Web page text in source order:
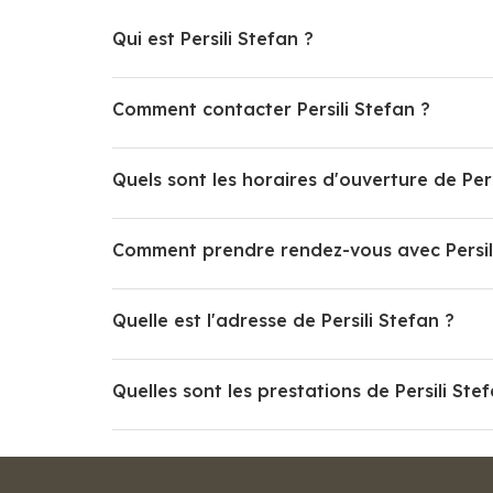
Qui est Persili Stefan ?
Comment contacter Persili Stefan ?
Quels sont les horaires d'ouverture de
Comment prendre rendez-vous avec
Quelle est l'adresse de Persili Stefan ?
Quelles sont les prestations de Persili